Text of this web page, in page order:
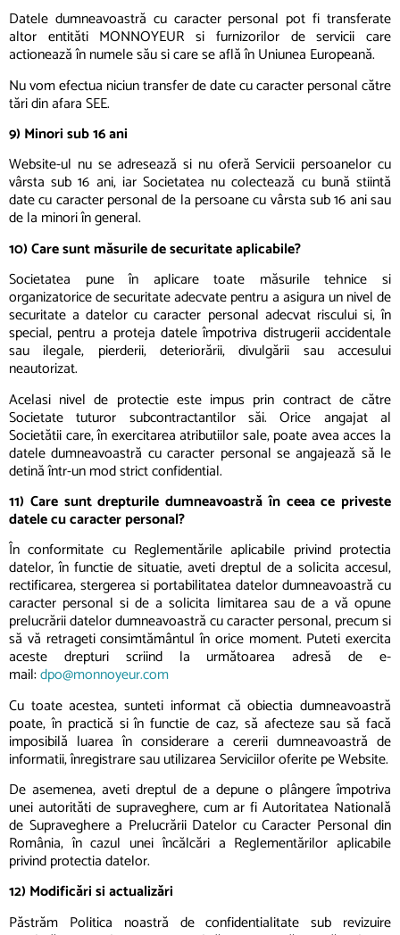
Datele dumneavoastră cu caracter personal pot fi transferate
altor entităti MONNOYEUR si furnizorilor de servicii care
actionează în numele său si care se află în Uniunea Europeană.
Nu vom efectua niciun transfer de date cu caracter personal către
tări din afara SEE.
9) Minori sub 16 ani
Website-ul nu se adresează si nu oferă Servicii persoanelor cu
vârsta sub 16 ani, iar Societatea nu colectează cu bună stiintă
date cu caracter personal de la persoane cu vârsta sub 16 ani sau
de la minori în general.
10) Care sunt măsurile de securitate aplicabile?
Societatea pune în aplicare toate măsurile tehnice si
organizatorice de securitate adecvate pentru a asigura un nivel de
securitate a datelor cu caracter personal adecvat riscului si, în
special, pentru a proteja datele împotriva distrugerii accidentale
sau ilegale, pierderii, deteriorării, divulgării sau accesului
neautorizat.
Acelasi nivel de protectie este impus prin contract de către
Societate tuturor subcontractantilor săi. Orice angajat al
Societătii care, în exercitarea atributiilor sale, poate avea acces la
datele dumneavoastră cu caracter personal se angajează să le
detină într-un mod strict confidential.
11) Care sunt drepturile dumneavoastră în ceea ce priveste
datele cu caracter personal?
În conformitate cu Reglementările aplicabile privind protectia
datelor, în functie de situatie, aveti dreptul de a solicita accesul,
rectificarea, stergerea si portabilitatea datelor dumneavoastră cu
caracter personal si de a solicita limitarea sau de a vă opune
prelucrării datelor dumneavoastră cu caracter personal, precum si
să vă retrageti consimtământul în orice moment. Puteti exercita
aceste drepturi scriind la următoarea adresă de e-
mail:dpo@monnoyeur.com
Cu toate acestea, sunteti informat că obiectia dumneavoastră
poate, în practică si în functie de caz, să afecteze sau să facă
imposibilă luarea în considerare a cererii dumneavoastră de
informatii, înregistrare sau utilizarea Serviciilor oferite pe Website.
De asemenea, aveti dreptul de a depune o plângere împotriva
unei autorităti de supraveghere, cum ar fi Autoritatea Natională
de Supraveghere a Prelucrării Datelor cu Caracter Personal din
România, în cazul unei încălcări a Reglementărilor aplicabile
privind protectia datelor.
12) Modificări si actualizări
Păstrăm Politica noastră de confidentialitate sub revizuire